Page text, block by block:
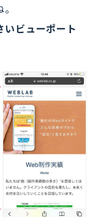
いビューポート